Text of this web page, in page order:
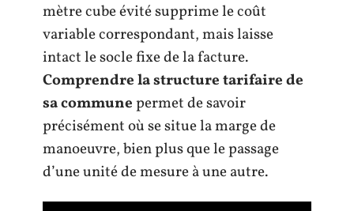
mètre cube évité supprime le coût
variable correspondant, mais laisse
intact le socle fixe de la facture.
Comprendre la structure tarifaire de
sa communepermet de savoir
précisément où se situe la marge de
manoeuvre, bien plus que le passage
d’une unité de mesure à une autre.